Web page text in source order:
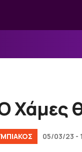
Χάμες
05/03/23 -